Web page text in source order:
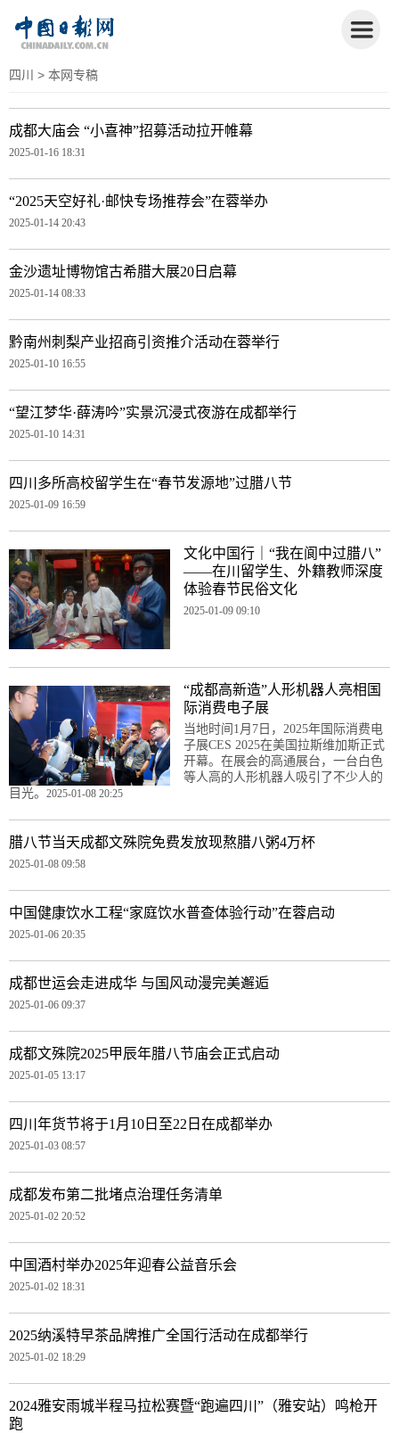
四川 > 本网专稿
成都大庙会 “小喜神”招募活动拉开帷幕
2025-01-16 18:31
“2025天空好礼·邮快专场推荐会”在蓉举办
2025-01-14 20:43
金沙遗址博物馆古希腊大展20日启幕
2025-01-14 08:33
黔南州刺梨产业招商引资推介活动在蓉举行
2025-01-10 16:55
“望江梦华·薛涛吟”实景沉浸式夜游在成都举行
2025-01-10 14:31
四川多所高校留学生在“春节发源地”过腊八节
2025-01-09 16:59
文化中国行｜“我在阆中过腊八”
——在川留学生、外籍教师深度
体验春节民俗文化
2025-01-09 09:10
“成都高新造”人形机器人亮相国
际消费电子展
当地时间1月7日，2025年国际消费电
子展CES 2025在美国拉斯维加斯正式
开幕。在展会的高通展台，一台白色
等人高的人形机器人吸引了不少人的
目光。 2025-01-08 20:25
腊八节当天成都文殊院免费发放现熬腊八粥4万杯
2025-01-08 09:58
中国健康饮水工程“家庭饮水普查体验行动”在蓉启动
2025-01-06 20:35
成都世运会走进成华 与国风动漫完美邂逅
2025-01-06 09:37
成都文殊院2025甲辰年腊八节庙会正式启动
2025-01-05 13:17
四川年货节将于1月10日至22日在成都举办
2025-01-03 08:57
成都发布第二批堵点治理任务清单
2025-01-02 20:52
中国酒村举办2025年迎春公益音乐会
2025-01-02 18:31
2025纳溪特早茶品牌推广全国行活动在成都举行
2025-01-02 18:29
2024雅安雨城半程马拉松赛暨“跑遍四川”（雅安站）鸣枪开
跑